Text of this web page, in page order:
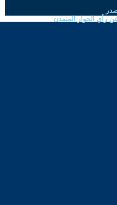
رأي الحوار المتمدن